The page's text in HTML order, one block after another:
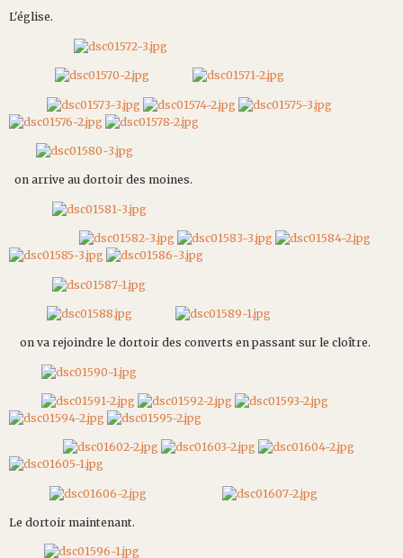
L'église.
on arrive au dortoir des moines.
on va rejoindre le dortoir des converts en passant sur le cloître.
Le dortoir maintenant.